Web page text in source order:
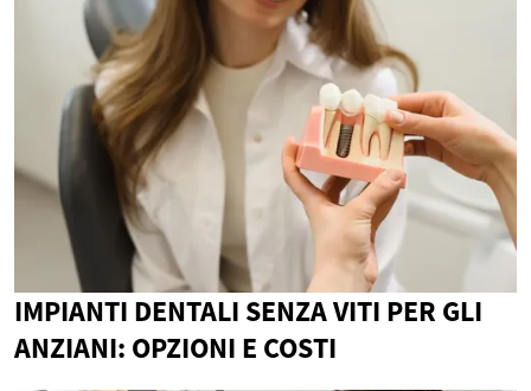
IMPIANTI DENTALI SENZA VITI PER GLI
ANZIANI: OPZIONI E COSTI